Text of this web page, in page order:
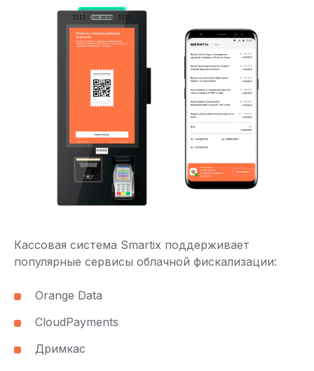
Кассовая система Smartix поддерживает
популярные сервисы облачной фискализации:
Orange Data
CloudPayments
Дримкас